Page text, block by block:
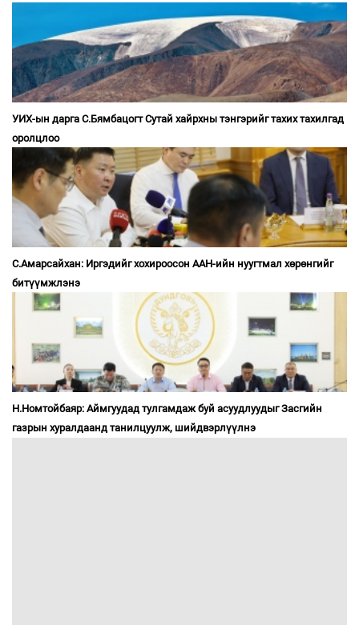
УИХ-ын дарга С.Бямбацогт Сутай хайрхны тэнгэрийг тахих тахилгад
оролцлоо
С.Амарсайхан: Иргэдийг хохироосон ААН-ийн нуугтмал хөрөнгийг
битүүмжлэнэ
Н.Номтойбаяр: Аймгуудад тулгамдаж буй асуудлуудыг Засгийн
газрын хуралдаанд танилцуулж, шийдвэрлүүлнэ